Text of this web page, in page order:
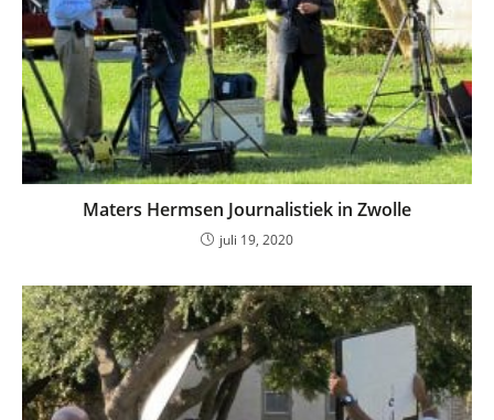
Maters Hermsen Journalistiek in Zwolle
juli 19, 2020